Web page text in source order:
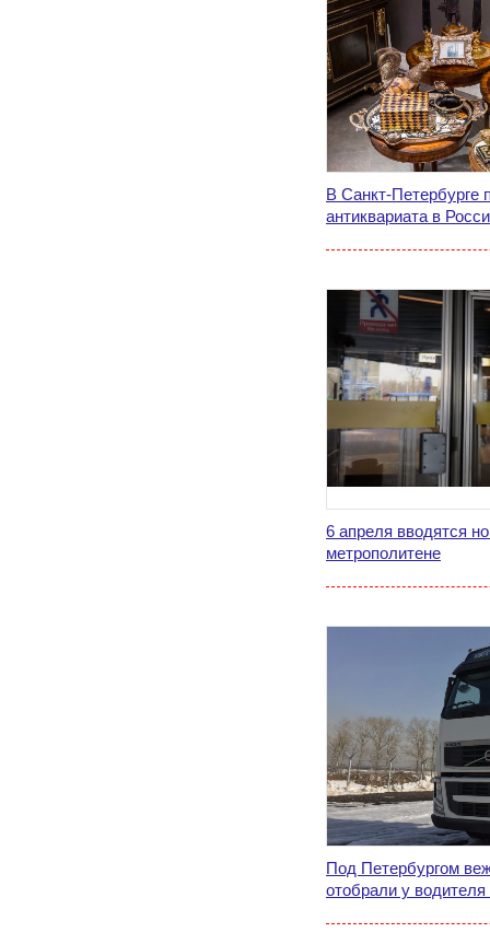
В Санкт-Петербурге
антиквариата в
6 апреля вводятся
метрополитене
Под Петербургом
отобрали у водителя